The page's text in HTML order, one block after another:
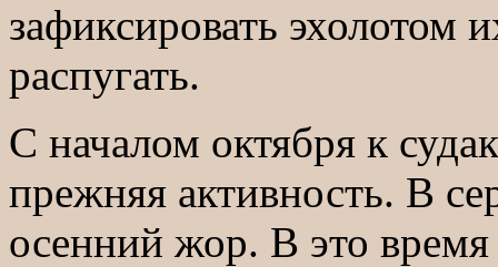
зафиксировать эхолотом
распугать.
С началом октября к
прежняя активность. В
осенний жор. В это